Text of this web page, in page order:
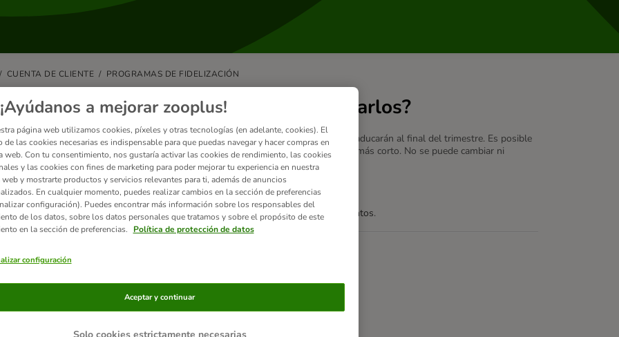
CUENTA DE CLIENTE PROGRAMAS DE FIDELIZACIÓN
zooPuntos han caducado, ¿puedo renovarlos?
no se canjean en un plazo 12 meses desde que se reciben en la cuenta, caducarán al final del trimestre. Es posible
zooPuntos conseguidos por promociones especiales tengan un periodo de validez más corto. No se puede cambiar ni
esta fecha.
consultar la fecha de expiración de tus zooPuntos enmi zooplus.
puedes consultar los términos y condiciones de nuestroprograma de zooPuntos.
relacionados
¡Ayúdanos a mejorar zooplus!
página web utilizamos cookies, píxeles y otras tecnologías (en adelante, cookies). El
de las cookies necesarias es indispensable para que puedas navegar y hacer compras en
web. Con tu consentimiento, nos gustaría activar las cookies de rendimiento, las cookies
y las cookies con fines de marketing para poder mejorar tu experiencia en nuestra
web y mostrarte productos y servicios relevantes para ti, además de anuncios
En cualquier momento, puedes realizar cambios en la sección de preferencias
configuración). Puedes encontrar más información sobre los responsables del
de los datos, sobre los datos personales que tratamos y sobre el propósito de este
en la sección de preferencias.
Política de protección de datos
configuración
Aceptar y continuar